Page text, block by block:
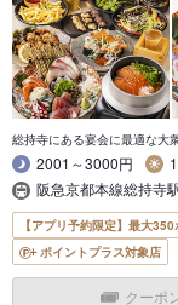
総持寺にある宴会に最適な大
2001～3000円
阪急京都本線総持寺
【アプリ予約限定】最大
ポイントプラス対象店
クーポ